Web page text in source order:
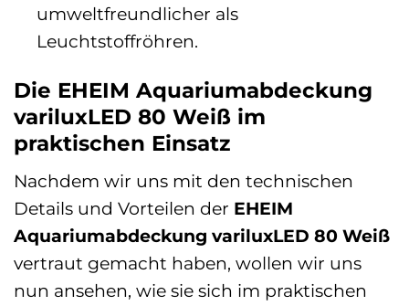
umweltfreundlicher als
Leuchtstoffröhren.
Die EHEIM Aquariumabdeckung
variluxLED 80 Weiß im
praktischen Einsatz
Nachdem wir uns mit den technischen
Details und Vorteilen der EHEIM
Aquariumabdeckung variluxLED 80 Weiß
vertraut gemacht haben, wollen wir uns
nun ansehen, wie sie sich im praktischen